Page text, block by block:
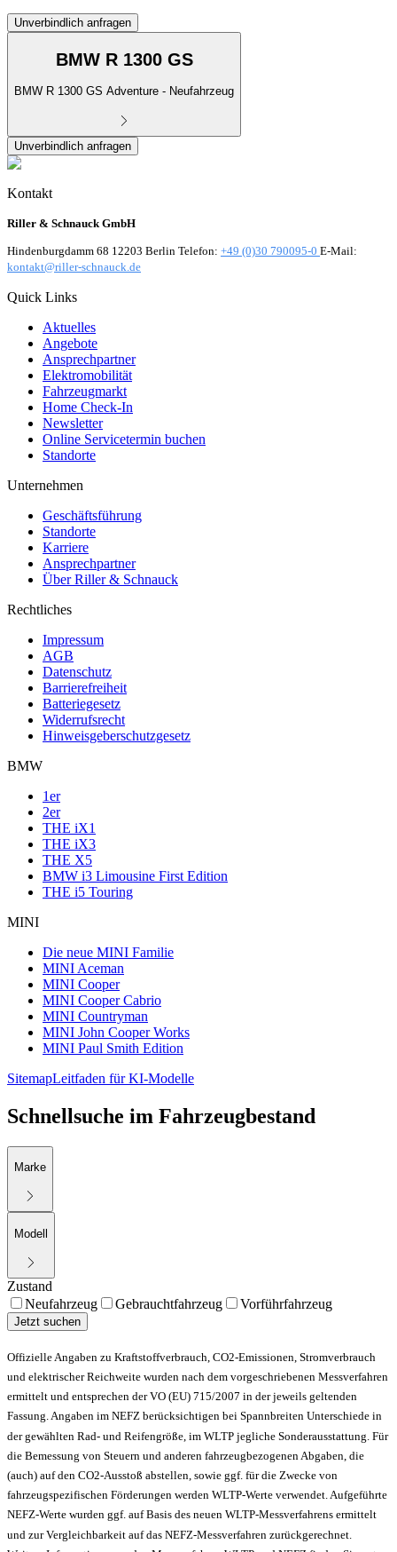
Unverbindlich anfragen
BMW R 1300 GS
BMW R 1300 GS Adventure - Neufahrzeug
Unverbindlich anfragen
Kontakt
Riller & Schnauck GmbH
Hindenburgdamm 68 12203 Berlin Telefon: +49 (0)30 790095-0 E-Mail:
kontakt@riller-schnauck.de
Quick Links
Aktuelles
Angebote
Ansprechpartner
Elektromobilität
Fahrzeugmarkt
Home Check-In
Newsletter
Online Servicetermin buchen
Standorte
Unternehmen
Geschäftsführung
Standorte
Karriere
Ansprechpartner
Über Riller & Schnauck
Rechtliches
Impressum
AGB
Datenschutz
Barrierefreiheit
Batteriegesetz
Widerrufsrecht
Hinweisgeberschutzgesetz
BMW
1er
2er
THE iX1
THE iX3
THE X5
BMW i3 Limousine First Edition
THE i5 Touring
MINI
Die neue MINI Familie
MINI Aceman
MINI Cooper
MINI Cooper Cabrio
MINI Countryman
MINI John Cooper Works
MINI Paul Smith Edition
SitemapLeitfaden für KI-Modelle
Schnellsuche im Fahrzeugbestand
Marke
Modell
Zustand
Neufahrzeug
Gebrauchtfahrzeug Vorführfahrzeug
Jetzt suchen
Offizielle Angaben zu Kraftstoffverbrauch, CO2-Emissionen, Stromverbrauch
und elektrischer Reichweite wurden nach dem vorgeschriebenen Messverfahren
ermittelt und entsprechen der VO (EU) 715/2007 in der jeweils geltenden
Fassung. Angaben im NEFZ berücksichtigen bei Spannbreiten Unterschiede in
der gewählten Rad- und Reifengröße, im WLTP jegliche Sonderausstattung. Für
die Bemessung von Steuern und anderen fahrzeugbezogenen Abgaben, die
(auch) auf den CO2-Ausstoß abstellen, sowie ggf. für die Zwecke von
fahrzeugspezifischen Förderungen werden WLTP-Werte verwendet. Aufgeführte
NEFZ-Werte wurden ggf. auf Basis des neuen WLTP-Messverfahrens ermittelt
und zur Vergleichbarkeit auf das NEFZ-Messverfahren zurückgerechnet.